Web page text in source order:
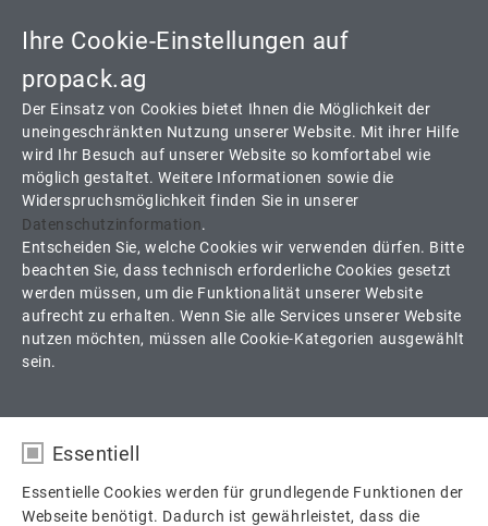
Ihre Cookie-Einstellungen auf
propack.ag
Der Einsatz von Cookies bietet Ihnen die Möglichkeit der
uneingeschränkten Nutzung unserer Website. Mit ihrer Hilfe
wird Ihr Besuch auf unserer Website so komfortabel wie
möglich gestaltet. Weitere Informationen sowie die
Widerspruchsmöglichkeit finden Sie in unserer
Datenschutzinformation.
Entscheiden Sie, welche Cookies wir verwenden dürfen. Bitte
beachten Sie, dass technisch erforderliche Cookies gesetzt
werden müssen, um die Funktionalität unserer Website
aufrecht zu erhalten. Wenn Sie alle Services unserer Website
nutzen möchten, müssen alle Cookie-Kategorien ausgewählt
sein.
Essentiell
Essentielle Cookies werden für grundlegende Funktionen der
Webseite benötigt. Dadurch ist gewährleistet, dass die
DVS-SP30
2 Komponenten Faserverbundsystem mit Grafitfetten und MoS2
Schmierung
Produkte Packungen
Sonderpackungen